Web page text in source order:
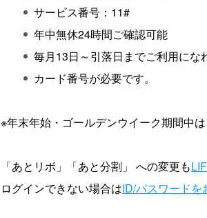
サービス番号：11#
年中無休24時間ご確認可能
毎月13日～引落日までご利用にな
カード番号が必要です。
※年末年始・ゴールデンウイーク期間中
「あとリボ」「あと分割」 への変更も
ログインできない場合はID/パスワードを